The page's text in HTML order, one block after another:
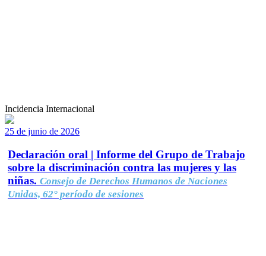
Incidencia Internacional
25 de junio de 2026
Declaración oral | Informe del Grupo de Trabajo
sobre la discriminación contra las mujeres y las
niñas. Consejo de Derechos Humanos de Naciones
Unidas, 62° período de sesiones